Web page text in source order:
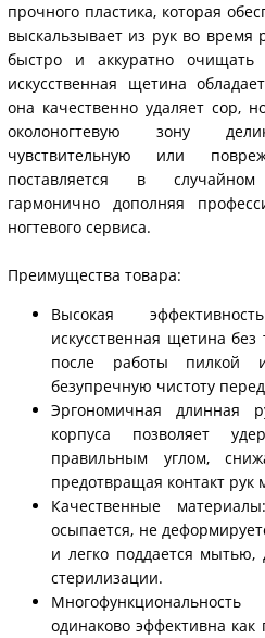
прочного пластика, которая
выскальзывает из рук во время
быстро и аккуратно очищать
искусственная щетина
она качественно удаляет сор,
околоногтевую зону
чувствительную или
поставляется в
гармонично дополняя
ногтевого сервиса.
Преимущества товара:
Высокая
искусственная щетина без
после работы пилкой
безупречную чистоту
Эргономичная длинная
корпуса позволяет
правильным углом,
предотвращая контакт рук
Качественные
осыпается, не
и легко поддается
стерилизации.
одинаково эффективна